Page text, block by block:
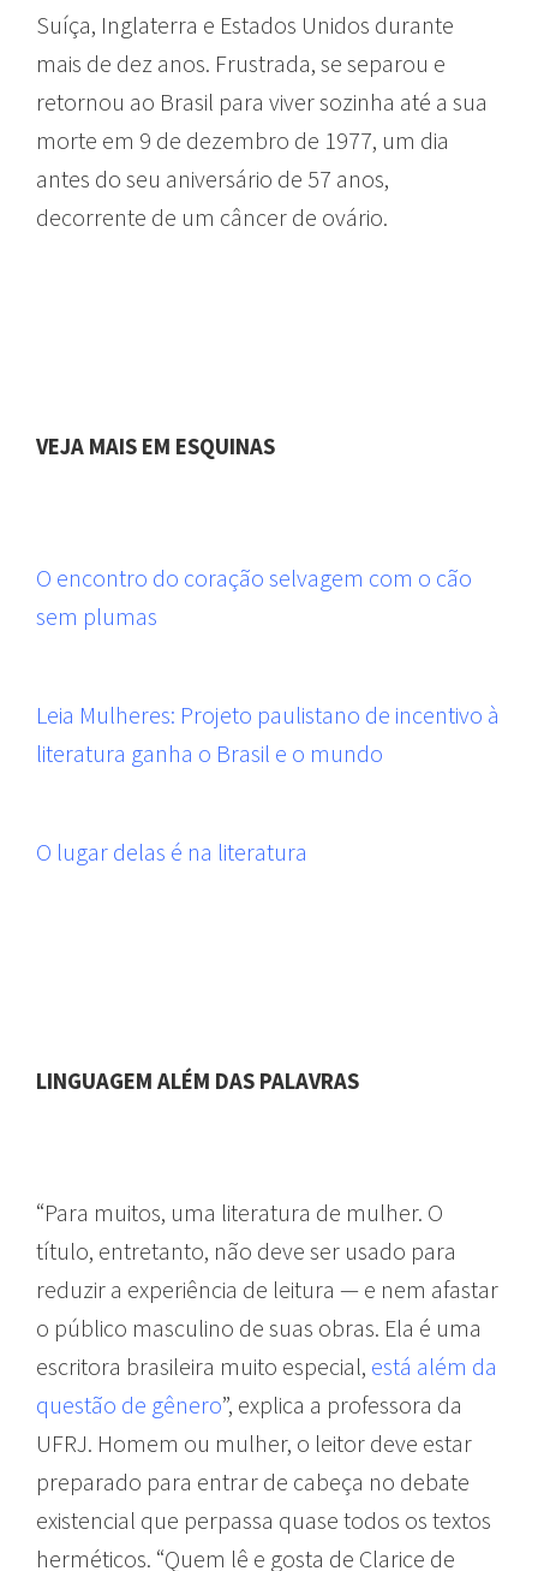
Suíça, Inglaterra e Estados Unidos durante
mais de dez anos. Frustrada, se separou e
retornou ao Brasil para viver sozinha até a sua
morte em 9 de dezembro de 1977, um dia
antes do seu aniversário de 57 anos,
decorrente de um câncer de ovário.
VEJA MAIS EM ESQUINAS
O encontro do coração selvagem com o cão
sem plumas
Leia Mulheres: Projeto paulistano de incentivo à
literatura ganha o Brasil e o mundo
O lugar delas é na literatura
LINGUAGEM ALÉM DAS PALAVRAS
“Para muitos, uma literatura de mulher. O
título, entretanto, não deve ser usado para
reduzir a experiência de leitura — e nem afastar
o público masculino de suas obras. Ela é uma
escritora brasileira muito especial, está além da
questão de gênero”, explica a professora da
UFRJ. Homem ou mulher, o leitor deve estar
preparado para entrar de cabeça no debate
existencial que perpassa quase todos os textos
herméticos. “Quem lê e gosta de Clarice de